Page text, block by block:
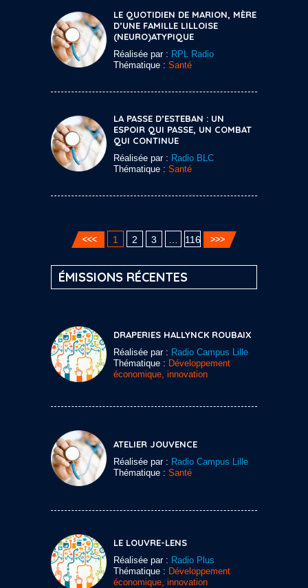
LE QUOTIDIEN DE MARION, MÈRE
D’UNE FAMILLE LILLOISE
(NEURO)ATYPIQUE
Réalisée par : RPL Radio
Thématique : Santé
LA PASSE D’ESTEBAN : UN
ESPOIR QUI PASSE, UN COMBAT
QUI CONTINUE
Réalisée par : Radio BLC
Thématique : Santé
1 2 3 116
ÉMISSIONS RÉCENTES
DRAPERIES HALLYNCK ROUBAIX
Réalisée par : Radio Campus Lille
Thématique : Développement
économique, innovation
ATELIER JOUVENCE
Réalisée par : Radio Campus Lille
Thématique : Santé
LE LOUVRE-LENS
Réalisée par : Radio Plus
Thématique : Développement
économique, innovation